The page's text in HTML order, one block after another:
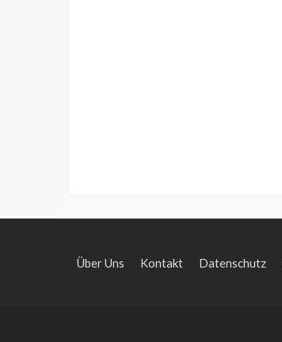
Über Uns Kontakt Datenschutz